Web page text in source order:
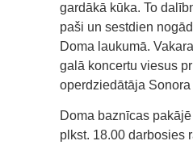
gardākā kūka. To
paši un sestdien
Doma laukumā.
galā koncertu viesus
operdziedātāja Sonora
Doma baznīcas
plkst. 18.00 darbosies